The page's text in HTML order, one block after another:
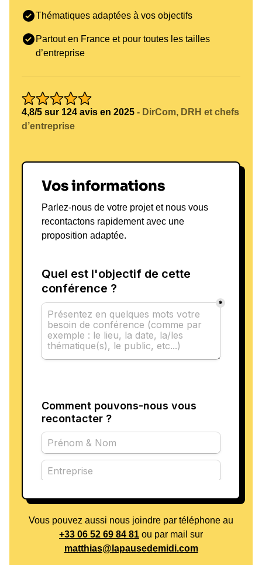
Thématiques adaptées à vos objectifs
Partout en France et pour toutes les tailles
d’entreprise
4,8/5 sur 124 avis en 2025 - DirCom, DRH et chefs
d’entreprise
Vos informations
Parlez-nous de votre projet et nous vous
recontactons rapidement avec une
proposition adaptée.
Vous pouvez aussi nous joindre par téléphone au
+33 06 52 69 84 81 ou par mail sur
matthias@lapausedemidi.com